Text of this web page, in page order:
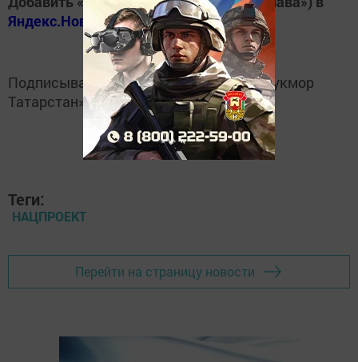
Яндекс.Новости
Подписывайтесь наTelegram-канал«Кукмор
Татарстан»
Теги:
НАЦПРОЕКТ
Перейти на страницу новости